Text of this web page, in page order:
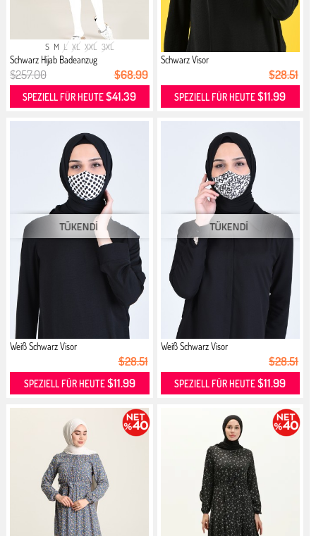
S M L XL XXL 3XL
Schwarz Hijab Badeanzug
$257.00 $68.99
SPEZIELL FÜR HEUTE$41.39
Schwarz Visor
$28.51
SPEZIELL FÜR HEUTE$11.99
Weiß Schwarz Visor
$28.51
SPEZIELL FÜR HEUTE$11.99
Weiß Schwarz Visor
$28.51
SPEZIELL FÜR HEUTE$11.99